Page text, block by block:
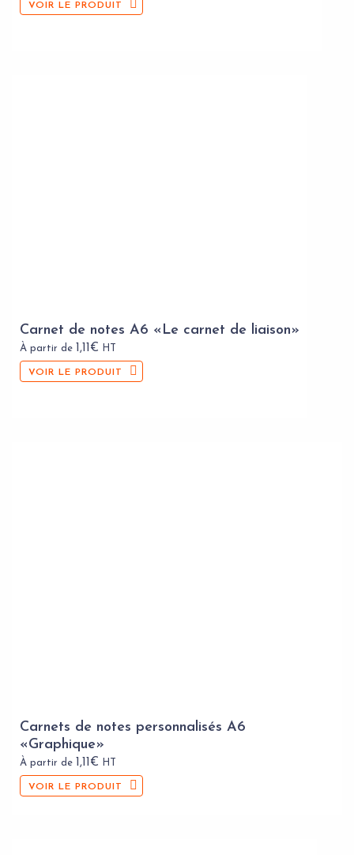
VOIR LE PRODUIT
Carnet de notes A6 «Le carnet de liaison»
À partir de 1,11 € HT
VOIR LE PRODUIT
Carnets de notes personnalisés A6
«Graphique»
À partir de 1,11 € HT
VOIR LE PRODUIT